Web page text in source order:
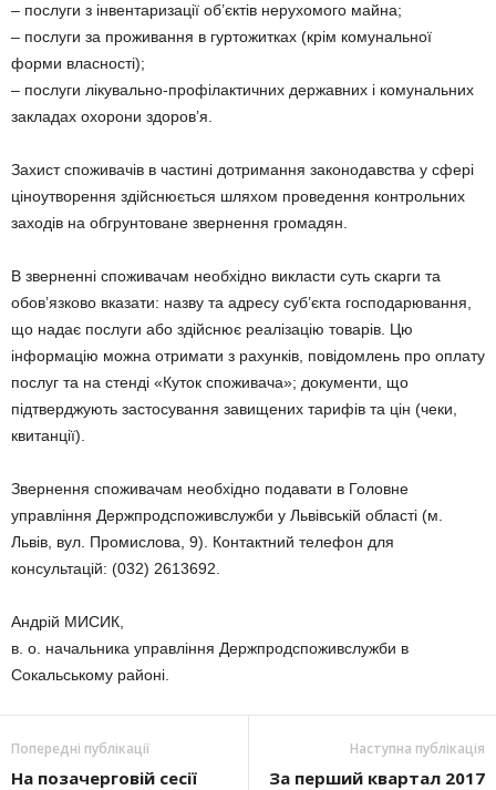
– послуги з інвентаризації об’єктів нерухомого майна;
– послуги за проживання в гуртожитках (крім комунальної
форми власності);
– послуги лiкувально-профілактичних державних і комунальних
закладах охорони здоров’я.
Захист споживачів в частині дотримання законодавства у сфері
ціноутворення здійснюється шляхом проведення контрольних
заходів на обгрунтоване звернення громадян.
В зверненні споживачам необхідно викласти суть скарги та
обов’язково вказати: назву та адресу суб’єкта господарювання,
що надає послуги або здійснює реалізацію товарів. Цю
інформацію можна отримати з рахунків, повідомлень про оплату
послуг та на стенді «Куток споживача»; документи, що
підтверджують застосування завищених тарифів та цін (чеки,
квитанції).
Звернення споживачам необхідно подавати в Головне
управління Держпродспоживслужби у Львівській області (м.
Львів, вул. Промислова, 9). Контактний телефон для
консультацій: (032) 2613692.
Андрій МИСИК,
в. о. начальника управління Держпродспоживслужби в
Сокальському районі.
Попередні публікації
На позачерговій сесії
Наступна публікація
За перший квартал 2017